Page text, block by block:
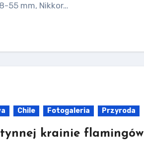
55 mm, Nikkor…
Chile Fotogaleria Przyroda
krainie flamingów